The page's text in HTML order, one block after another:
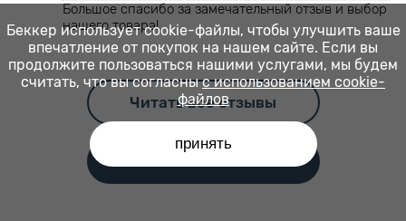
Большое спасибо за замечательный отзыв и выбор
нашего товара!
Читать все отзывы
Беккер использует cookie-файлы, чтобы улучшить ваше
впечатление от покупок на нашем сайте. Если вы
продолжите пользоваться нашими услугами, мы будем
считать, что вы согласны с использованием cookie-
файлов
принять